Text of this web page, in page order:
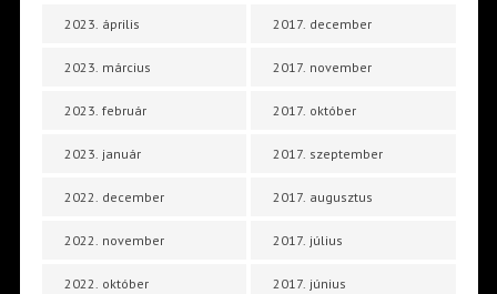
2023. április
2023. március
2023. február
2023. január
2022. december
2022. november
2022. október
2017. december
2017. november
2017. október
2017. szeptember
2017. augusztus
2017. július
2017. június